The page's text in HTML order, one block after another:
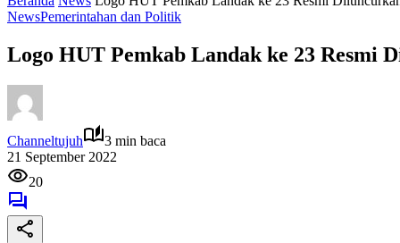
NewsPemerintahan dan Politik
Logo HUT Pemkab Landak ke 23 Resmi
Channeltujuh
3 min baca
21 September 2022
20